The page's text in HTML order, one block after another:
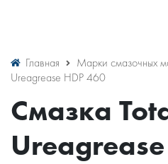
Главная Марки смазочных
Ureagrease HDP 460
Смазка